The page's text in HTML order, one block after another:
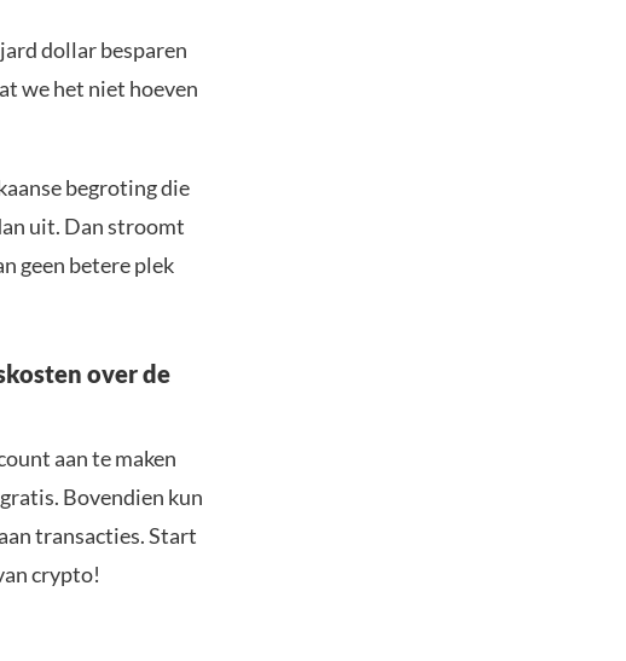
dollar besparen
we het niet hoeven
begroting die
uit. Dan stroomt
geen betere plek
over de
aan te maken
Bovendien kun
transacties. Start
crypto!